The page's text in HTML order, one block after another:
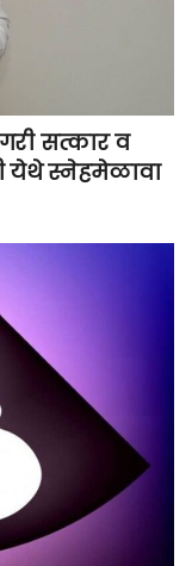
सत्कार व
येथे स्नेहमेळावा